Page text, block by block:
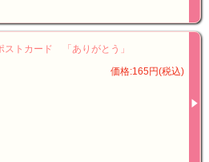
ストカード 「ありがとう」
価格:165円(税込)